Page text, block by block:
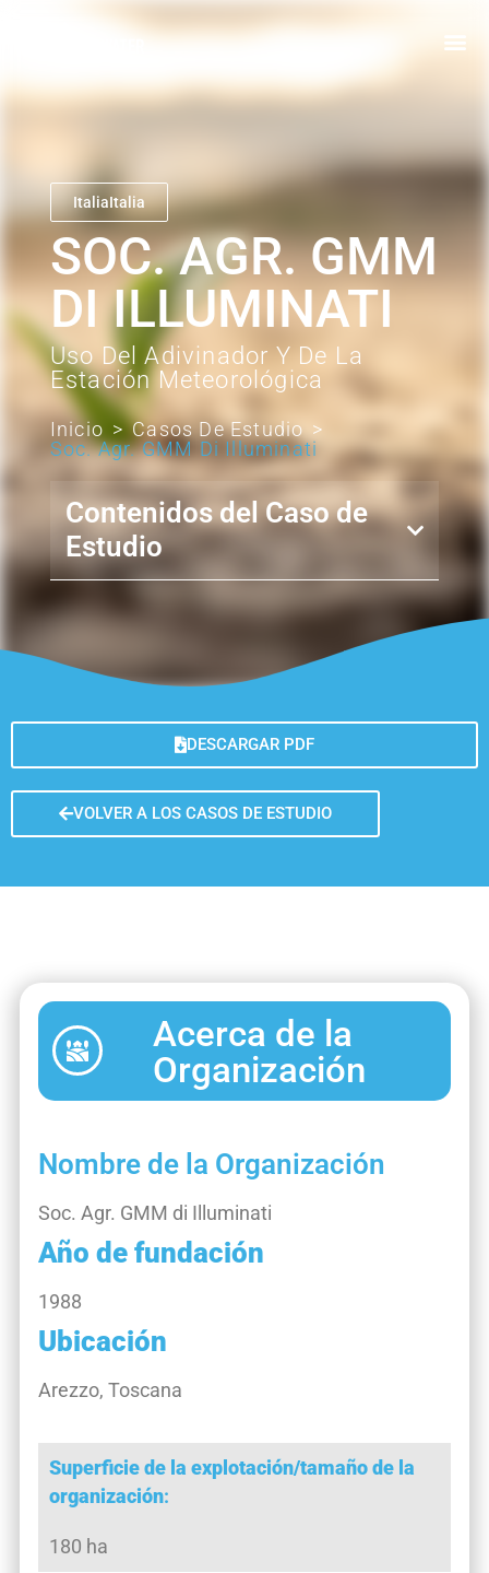
ItaliaItalia
SOC. AGR. GMM
DI ILLUMINATI
Uso Del Adivinador Y De La
Estación Meteorológica
Inicio > Casos De Estudio >
Soc. Agr. GMM Di Illuminati
Contenidos del Caso de
Estudio
DESCARGAR PDF
VOLVER A LOS CASOS DE ESTUDIO
Acerca de la
Organización
Nombre de la Organización
Soc. Agr. GMM di Illuminati
Año de fundación
1988
Ubicación
Arezzo, Toscana
Superficie de la explotación/tamaño de la
organización:
180 ha